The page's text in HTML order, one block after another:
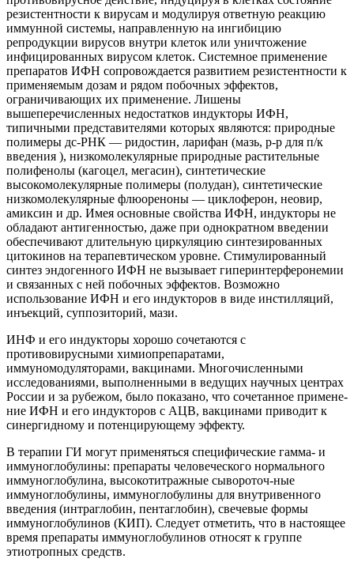
резистентности к вирусам и модулируя ответную реакцию
иммунной системы, направленную на ингибицию
репродукции вирусов внутри клеток или уничтожение
инфицированных вирусом клеток. Системное применение
препаратов ИФН сопровождается развитием резистентности к
применяемым дозам и рядом побочных эффектов,
ограничивающих их применение. Лишены
вышеперечисленных недостатков индукторы ИФН,
типичными представителями которых являются: природные
полимеры дс-РНК — ридостин, ларифан (мазь, р-р для п/к
введения ), низкомолекулярные природные растительные
полифенолы (кагоцел, мегасин), синтетические
высокомолекулярные полимеры (полудан), синтетические
низкомолекулярные флюореноны — циклоферон, неовир,
амиксин и др. Имея основные свойства ИФН, индукторы не
обладают антигенностью, даже при однократном введении
обеспечивают длительную циркуляцию синтезированных
цитокинов на терапевтическом уровне. Стимулированный
синтез эндогенного ИФН не вызывает гиперинтерферонемии
и связанных с ней побочных эффектов. Возможно
использование ИФН и его индукторов в виде инстилляций,
инъекций, суппозиторий, мази.
ИНФ и его индукторы хорошо сочетаются с
противовирусными химиопрепаратами,
иммуномодуляторами, вакцинами. Многочисленными
исследованиями, выполненными в ведущих научных центрах
России и за рубежом, было показано, что сочетанное примене-
ние ИФН и его индукторов с АЦВ, вакцинами приводит к
синергидному и потенцирующему эффекту.
В терапии ГИ могут применяться специфические гамма- и
иммуноглобулины: препараты человеческого нормального
иммуноглобулина, высокотитражные сывороточ-ные
иммуноглобулины, иммуноглобулины для внутривенного
введения (интраглобин, пентаглобин), свечевые формы
иммуноглобулинов (КИП). Следует отметить, что в настоящее
время препараты иммуноглобулинов относят к группе
этиотропных средств.